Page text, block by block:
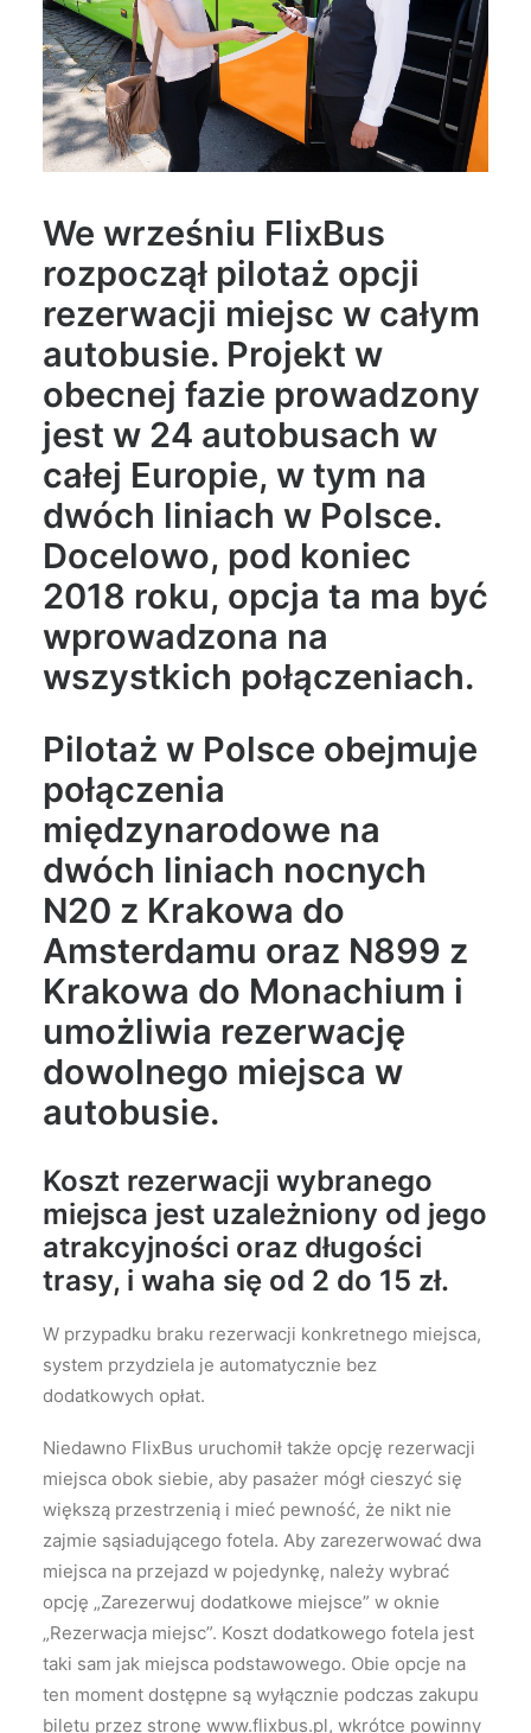
Wyszukiwanie
We wrześniu FlixBus
rozpoczął pilotaż opcji
rezerwacji miejsc w całym
autobusie. Projekt w
obecnej fazie prowadzony
jest w 24 autobusach w
całej Europie, w tym na
dwóch liniach w Polsce.
Docelowo, pod koniec
2018 roku, opcja ta ma być
wprowadzona na
wszystkich połączeniach.
Pilotaż w Polsce obejmuje
połączenia
międzynarodowe na
dwóch liniach nocnych
N20 z Krakowa do
Amsterdamu oraz N899 z
Krakowa do Monachium i
umożliwia rezerwację
dowolnego miejsca w
autobusie.
Koszt rezerwacji wybranego
miejsca jest uzależniony od jego
atrakcyjności oraz długości
trasy, i waha się od 2 do 15 zł.
W przypadku braku rezerwacji konkretnego miejsca,
system przydziela je automatycznie bez
dodatkowych opłat.
Niedawno FlixBus uruchomił także opcję rezerwacji
miejsca obok siebie, aby pasażer mógł cieszyć się
większą przestrzenią i mieć pewność, że nikt nie
zajmie sąsiadującego fotela. Aby zarezerwować dwa
miejsca na przejazd w pojedynkę, należy wybrać
opcję „Zarezerwuj dodatkowe miejsce” w oknie
„Rezerwacja miejsc”. Koszt dodatkowego fotela jest
taki sam jak miejsca podstawowego. Obie opcje na
ten moment dostępne są wyłącznie podczas zakupu
biletu przez stronę www.flixbus.pl, wkrótce powinny